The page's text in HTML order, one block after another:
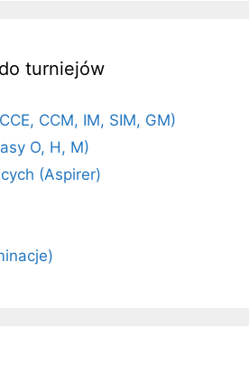
turniejów
CCM, IM, SIM, GM)
O, H, M)
(Aspirer)